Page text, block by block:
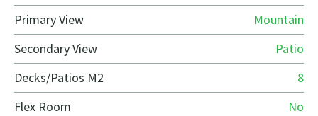
Primary View
Mountain
Secondary View
Patio
Decks/Patios M2
8
Flex Room
No